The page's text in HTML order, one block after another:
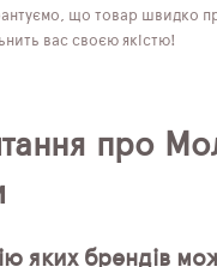
що товар швидко
вас своєю якістю!
про
яких брендів